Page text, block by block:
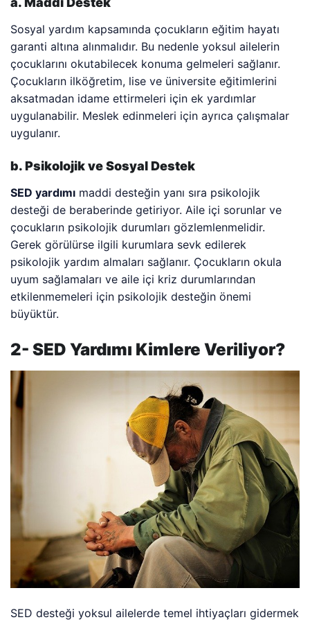
Sosyal yardım kapsamında çocukların eğitim hayatı
garanti altına alınmalıdır. Bu nedenle yoksul ailelerin
çocuklarını okutabilecek konuma gelmeleri sağlanır.
Çocukların ilköğretim, lise ve üniversite eğitimlerini
aksatmadan idame ettirmeleri için ek yardımlar
uygulanabilir. Meslek edinmeleri için ayrıca çalışmalar
uygulanır.
b. Psikolojik ve Sosyal Destek
SED yardımı maddi desteğin yanı sıra psikolojik
desteği de beraberinde getiriyor. Aile içi sorunlar ve
çocukların psikolojik durumları gözlemlenmelidir.
Gerek görülürse ilgili kurumlara sevk edilerek
psikolojik yardım almaları sağlanır. Çocukların okula
uyum sağlamaları ve aile içi kriz durumlarından
etkilenmemeleri için psikolojik desteğin önemi
büyüktür.
2- SED Yardımı Kimlere Veriliyor?
SED desteği yoksul ailelerde temel ihtiyaçları gidermek